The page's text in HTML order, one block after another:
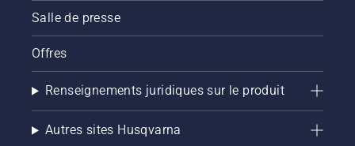
Salle de presse
Offres
Renseignements juridiques sur le produit
Autres sites Husqvarna